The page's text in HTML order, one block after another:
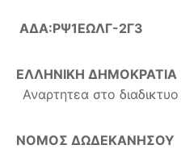
ΑΔΑ:ΡΨ1ΕΩΛΓ-2Γ3
ΕΛΛΗΝΙΚΗ
Αναρτητεα στο διαδικτυο
ΝΟΜΟΣ